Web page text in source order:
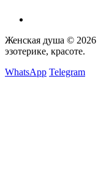
Женская душа © 2026
эзотерике, красоте.
WhatsApp Telegram